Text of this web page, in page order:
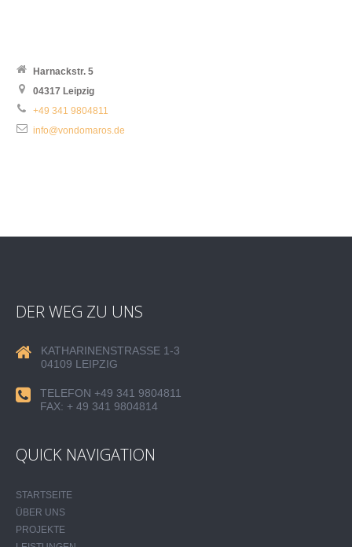
Harnackstr. 5
04317 Leipzig
+49 341 9804811
info@vondomaros.de
DER WEG ZU UNS
KATHARINENSTRASSE 1-3
04109 LEIPZIG
TELEFON +49 341 9804811
FAX: + 49 341 9804814
QUICK NAVIGATION
STARTSEITE
ÜBER UNS
PROJEKTE